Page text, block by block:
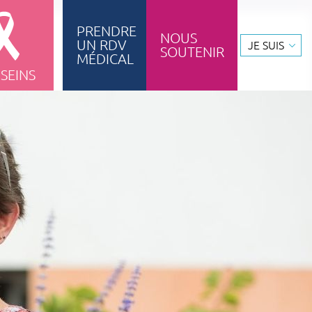
& formation
PRENDRE
UN RDV
MÉDICAL
NOUS
SOUTENIR
JE SUIS